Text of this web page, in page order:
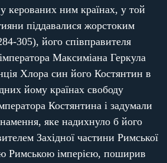
керованих ним країнах, у той
піддавалися жорстоким
305), його співправителя
Максиміана Геркула
Хлора син його Костянтин в
йому країнах свободу
Костянтина і задумали
яке надихнуло б його
Західної частини Римської
Римською імперією, поширив